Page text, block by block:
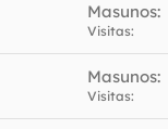
Masunos
Visitas
Masunos
Visitas